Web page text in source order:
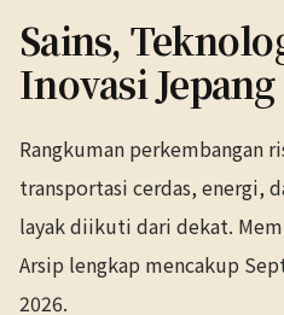
Sains,
Inovasi Jepang
Rangkuman
transportasi cerdas, energi,
layak diikuti dari dekat.
Arsip lengkap mencakup
2026.